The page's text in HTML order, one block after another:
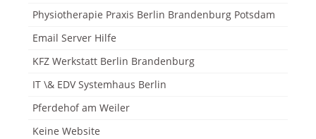
Physiotherapie Praxis Berlin Brandenburg Potsdam
Email Server Hilfe
KFZ Werkstatt Berlin Brandenburg
IT \& EDV Systemhaus Berlin
Pferdehof am Weiler
Keine Website